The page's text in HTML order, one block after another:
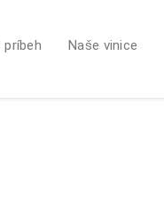
príbeh Naše vinice